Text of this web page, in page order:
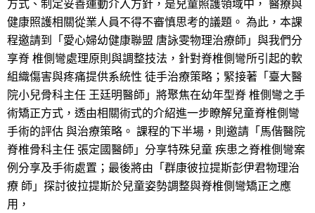
方式、制定妥善運動介入方針，是兒童照護領域中， 醫療與
健康照護相關從業人員不得不審慎思考的議題。 為此，本課
程邀請到「愛心婦幼健康聯盟 唐詠雯物理治療師」與我們分
享脊 椎側彎處理原則與調整技法，針對脊椎側彎所引起的軟
組織傷害與疼痛提供系統性 徒手治療策略；緊接著「臺大醫
院小兒骨科主任 王廷明醫師」將聚焦在幼年型脊 椎側彎之手
術矯正方式，透由相關術式的介紹進一步瞭解兒童脊椎側彎
手術的評估 與治療策略。 課程的下半場，則邀請「馬偕醫院
脊椎骨科主任 張定國醫師」分享特殊兒童 疾患之脊椎側彎案
例分享及手術處置；最後將由「群康彼拉提斯彭伊君物理治
療 師」探討彼拉提斯於兒童姿勢調整與脊椎側彎矯正之應
用，